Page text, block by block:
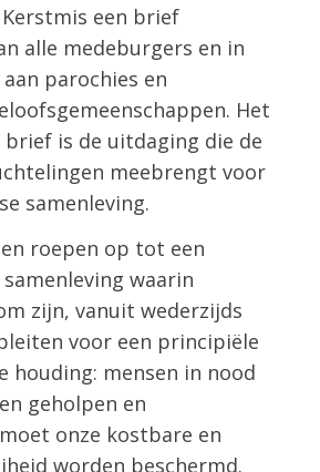
een brief
alle medeburgers en in
parochies en
Het
brief is de uitdaging die de
meebrengt voor
samenleving.
roepen op tot een
waarin
zijn, vanuit wederzijds
voor een principiële
houding: mensen in nood
geholpen en
onze kostbare en
worden beschermd.